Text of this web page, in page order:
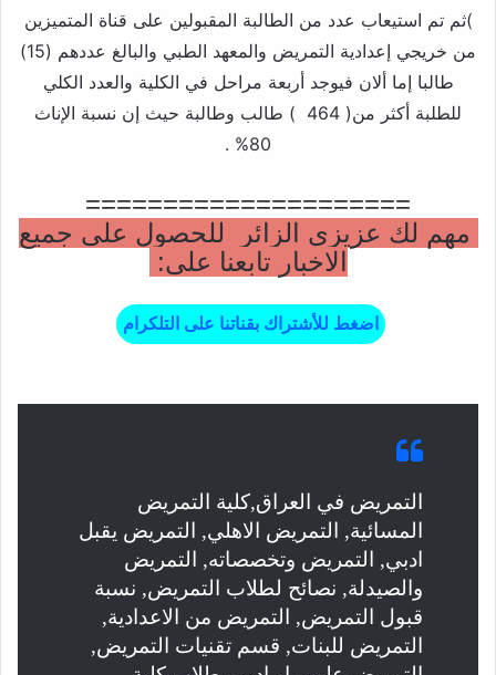
)ثم تم استيعاب عدد من الطالبة المقبولين على قناة المتميزين
من خريجي إعدادية التمريض والمعهد الطبي والبالغ عددهم (15)
طالبا إما ألان فيوجد أربعة مراحل في الكلية والعدد الكلي
للطلبة أكثر من( 464 ) طالب وطالبة حيث إن نسبة الإناث
80% .
=====================
مهم لك عزيزي الزائر للحصول على جميع
الاخبار تابعنا على:
اضغط للأشتراك بقناتنا على التلكرام
التمريض في العراق,كلية التمريض
المسائية, التمريض الاهلي, التمريض يقبل
ادبي, التمريض وتخصصاته, التمريض
والصيدلة, نصائح لطلاب التمريض, نسبة
قبول التمريض, التمريض من الاعدادية,
التمريض للبنات, قسم تقنيات التمريض,